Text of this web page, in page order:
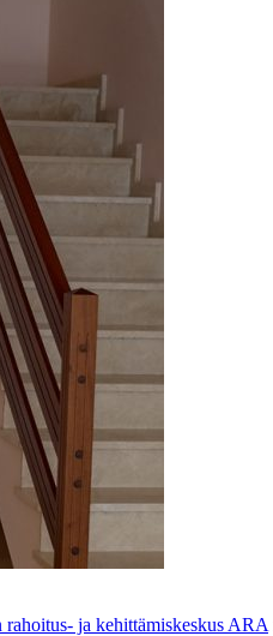
rahoitus- ja kehittämiskeskus ARA